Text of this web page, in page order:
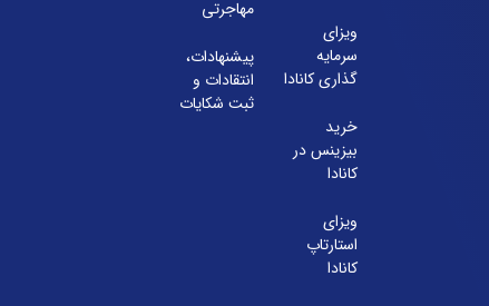
071-38385357
ویزای
سرمایه
گذاری کانادا
خرید
بیزینس در
کانادا
ویزای
استارتاپ
کانادا
مهاجرتی
پیشنهادات،
انتقادات و
ثبت شکایات